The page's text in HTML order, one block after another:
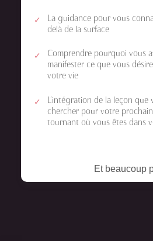
La guidance pour vous
delà de la surface
Comprendre pourquoi vous
manifester ce que vous
votre vie
L’intégration de la leçon que
chercher pour votre
tournant où vous êtes dans
Et beaucoup